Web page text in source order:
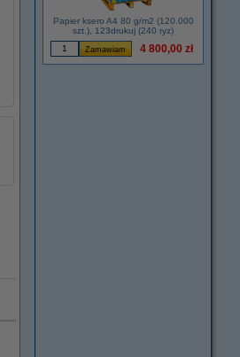
Papier ksero A4 80 g/m2 (120.000
szt.), 123drukuj (240 ryz)
4 800,00 zł